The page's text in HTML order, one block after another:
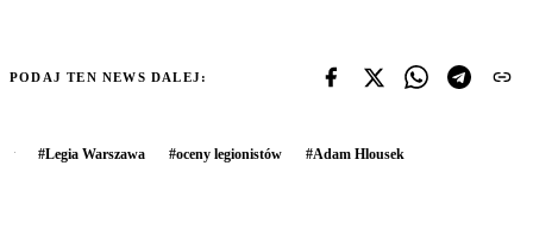
PODAJ TEN NEWS DALEJ:
#Legia Warszawa #oceny legionistów #Adam Hlousek